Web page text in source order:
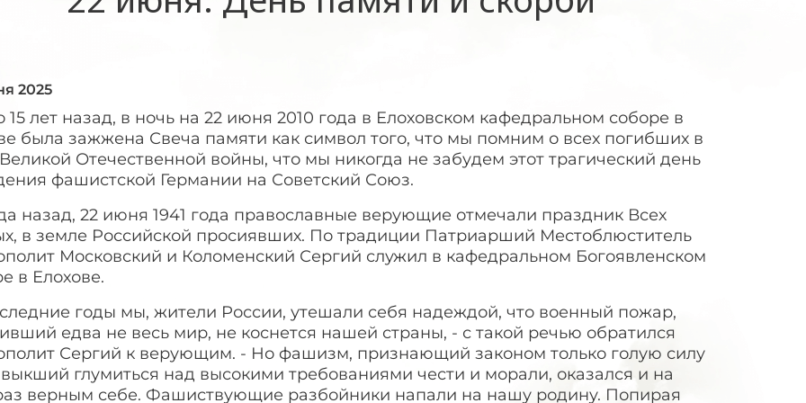
2025
15 лет назад, в ночь на 22 июня 2010 года в Елоховском кафедральном соборе в
была зажжена Свеча памяти как символ того, что мы помним о всех погибших в
Отечественной войны, что мы никогда не забудем этот трагический день
фашистской Германии на Советский Союз.
назад, 22 июня 1941 года православные верующие отмечали праздник Всех
в земле Российской просиявших. По традиции Патриарший Местоблюститель
Московский и Коломенский Сергий служил в кафедральном Богоявленском
в Елохове.
годы мы, жители России, утешали себя надеждой, что военный пожар,
едва не весь мир, не коснется нашей страны, - с такой речью обратился
Сергий к верующим. - Но фашизм, признающий законом только голую силу
глумиться над высокими требованиями чести и морали, оказался и на
верным себе. Фашиствующие разбойники напали на нашу родину. Попирая